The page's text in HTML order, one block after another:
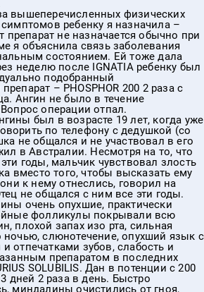
вышеперечисленных физических
ребенку я назначила –
препарат не назначается обычно при
я объяснила связь заболевания
состоянием. Ей тоже дала
неделю после IGNATIA ребенку был
подобранный
– PHOSPHOR 200 2 раза с
Ангин не было в течение
операции отпал.
был в возрасте 19 лет, когда уже
по телефону с дедушкой (со
не общался и не участвовал в его
в Австралии. Несмотря на то, что
годы, мальчик чувствовал злость
вместо того, чтобы высказать ему
к нему отнеслись, говорил на
не общался с ним все эти годы.
очень опухшие, практически
фолликулы покрывали всю
плохой запах изо рта, сильная
ночью, слюнотечение, опухший язык с
отпечатками зубов, слабость и
препаратом в последних
SOLUBILIS. Дан в потенции с 200
дней 2 раза в день. Быстро
миндалины очистились от гноя,